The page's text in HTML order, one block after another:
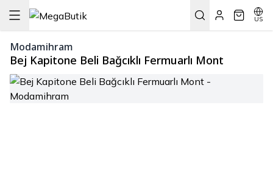
US
Modamihram
Bej Kapitone Beli Bağcıklı Fermuarlı Mont